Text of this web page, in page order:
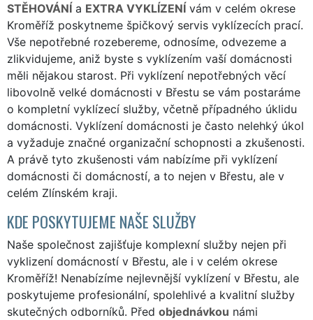
STĚHOVÁNÍ a EXTRA VYKLÍZENÍ vám v celém okrese
Kroměříž poskytneme špičkový servis vyklízecích prací.
Vše nepotřebné rozebereme, odnosíme, odvezeme a
zlikvidujeme, aniž byste s vyklízením vaší domácnosti
měli nějakou starost. Při vyklízení nepotřebných věcí
libovolně velké domácnosti v Břestu se vám postaráme
o kompletní vyklízecí služby, včetně případného úklidu
domácnosti. Vyklízení domácnosti je často nelehký úkol
a vyžaduje značné organizační schopnosti a zkušenosti.
A právě tyto zkušenosti vám nabízíme při vyklízení
domácnosti či domácností, a to nejen v Břestu, ale v
celém Zlínském kraji.
KDE POSKYTUJEME NAŠE SLUŽBY
Naše společnost zajišťuje komplexní služby nejen při
vyklizení domácností v Břestu, ale i v celém okrese
Kroměříž! Nenabízíme nejlevnější vyklízení v Břestu, ale
poskytujeme profesionální, spolehlivé a kvalitní služby
skutečných odborníků. Před objednávkou námi